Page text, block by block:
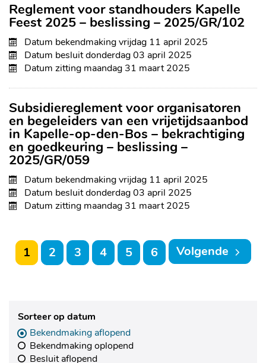
Reglement voor standhouders Kapelle
Feest 2025 – beslissing – 2025/GR/102
Datum bekendmakingvrijdag 11 april 2025
Datum besluitdonderdag 03 april 2025
Datum zitting maandag 31 maart 2025
Subsidiereglement voor organisatoren
en begeleiders van een vrijetijdsaanbod
in Kapelle-op-den-Bos – bekrachtiging
en goedkeuring – beslissing –
2025/GR/059
Datum bekendmakingvrijdag 11 april 2025
Datum besluitdonderdag 03 april 2025
Datum zitting maandag 31 maart 2025
1 2 3 4 5 6 Volgende
Sorteer op datum
Bekendmaking aflopend
Bekendmaking oplopend
Besluit aflopend